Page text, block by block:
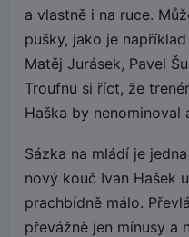
a vlastně i na ruce.
pušky, jako je
Matěj Jurásek, Pavel
Troufnu si říct, že
Haška by nenominoval
Sázka na mládí je
nový kouč Ivan Hašek
prachbídně málo.
převážně jen mínusy a